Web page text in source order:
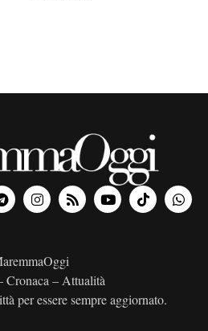
Cronaca – Attualità
per essere sempre aggiornato.